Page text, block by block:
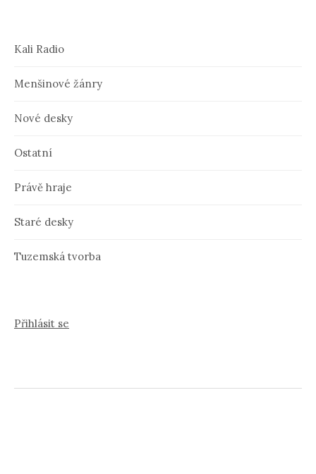
Kali Radio
Menšinové žánry
Nové desky
Ostatní
Právě hraje
Staré desky
Tuzemská tvorba
Přihlásit se